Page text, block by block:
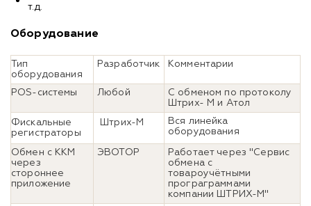
т.д.
Оборудование
Тип
оборудования
Разработчик Комментарии
POS-системы Любой
С обменом по протоколу
Штрих- М и Атол
Фискальные
регистраторы
Штрих-М
Вся линейка
оборудования
Обмен с ККМ
через
стороннее
приложение
ЭВОТОР
Работает через "Сервис
обмена с
товароучётными
програграммами
компании ШТРИХ-М"